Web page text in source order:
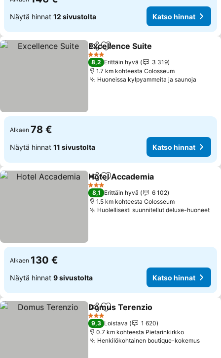
Näytä hinnat 12 sivustolta Katso hinnat
Jaa Lisää suosikkeihin
Excellence Suite
3 Tähtiluokitus
8,2 Erittäin hyvä
3 319
1.7 km kohteesta Colosseum
Huoneissa kylpyammeita ja saunoja
Alkaen 78 €
Näytä hinnat 11 sivustolta Katso hinnat
Jaa Lisää suosikkeihin
Hotel Accademia
3 Tähtiluokitus
8,1 Erittäin hyvä
6 102
1.5 km kohteesta Colosseum
Huolellisesti suunnitellut deluxe-huoneet
Alkaen 130 €
Näytä hinnat 9 sivustolta Katso hinnat
Jaa Lisää suosikkeihin
Domus Terenzio
3 Tähtiluokitus
9,3 Loistava
1 620
0.7 km kohteesta Pietarinkirkko
Henkilökohtainen boutique-kokemus